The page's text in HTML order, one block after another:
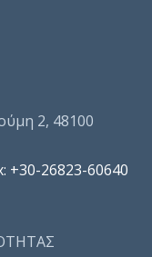
2, 48100
+30-26823-60640